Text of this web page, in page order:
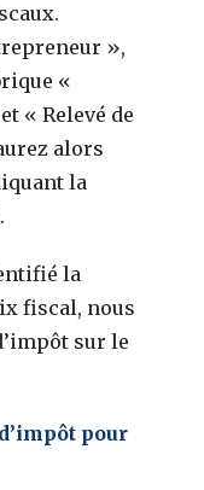
»,
«
« Relevé de
alors
la
la
fiscal, nous
sur le
pour